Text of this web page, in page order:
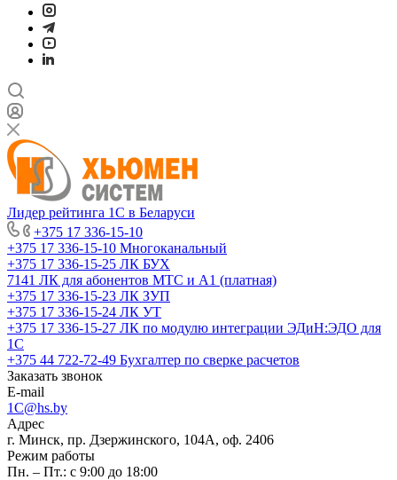
Лидер рейтинга 1С в Беларуси
+375 17 336-15-10
+375 17 336-15-10 Многоканальный
+375 17 336-15-25 ЛК БУХ
7141 ЛК для абонентов МТС и А1 (платная)
+375 17 336-15-23 ЛК ЗУП
+375 17 336-15-24 ЛК УТ
+375 17 336-15-27 ЛК по модулю интеграции ЭДиН:ЭДО для
1С
+375 44 722-72-49 Бухгалтер по сверке расчетов
Заказать звонок
E-mail
1C@hs.by
Адрес
г. Минск, пр. Дзержинского, 104А, оф. 2406
Режим работы
Пн. – Пт.: с 9:00 до 18:00